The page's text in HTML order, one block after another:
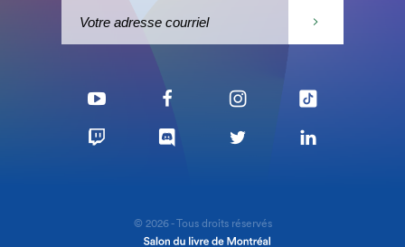
© 2026 - Tous droits réservés